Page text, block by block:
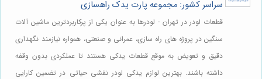
سراسر کشور: مجموعه پارت یدک راهسازی
قطعات لودر در تهران - لودرها به عنوان یکی از پرکاربردترین ماشین آلات
سنگین در پروژه های راه سازی، عمرانی و صنعتی، همواره نیازمند نگهداری
دقیق و تعویض به موقع قطعات یدکی هستند تا عملکردی بدون وقفه
داشته باشند. بهترین لوازم یدکی لودر نقشی حیاتی در تضمین کارایی